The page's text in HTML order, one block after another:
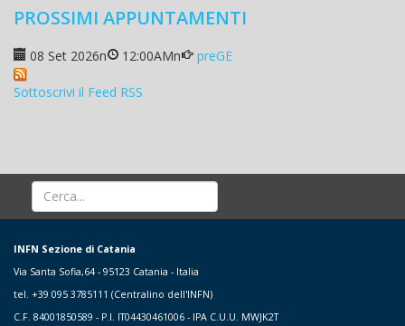
PROSSIMI APPUNTAMENTI
08 Set 2026n 12:00AMn preGE
Sottoscrivi il Feed RSS
INFN Sezione di Catania
Via Santa Sofia,64 - 95123 Catania - Italia
tel. +39 095 3785111 (Centralino dell'INFN)
C.F. 84001850589 - P.I. IT04430461006 - IPA C.U.U. MWJK2T